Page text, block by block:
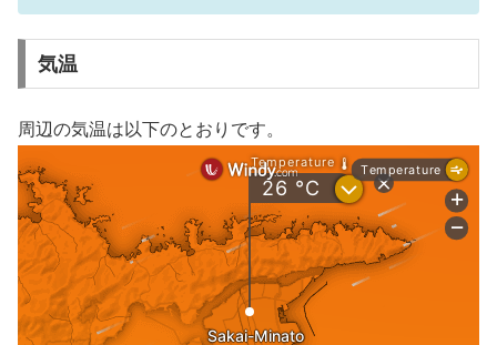
気温
周辺の気温は以下のとおりです。